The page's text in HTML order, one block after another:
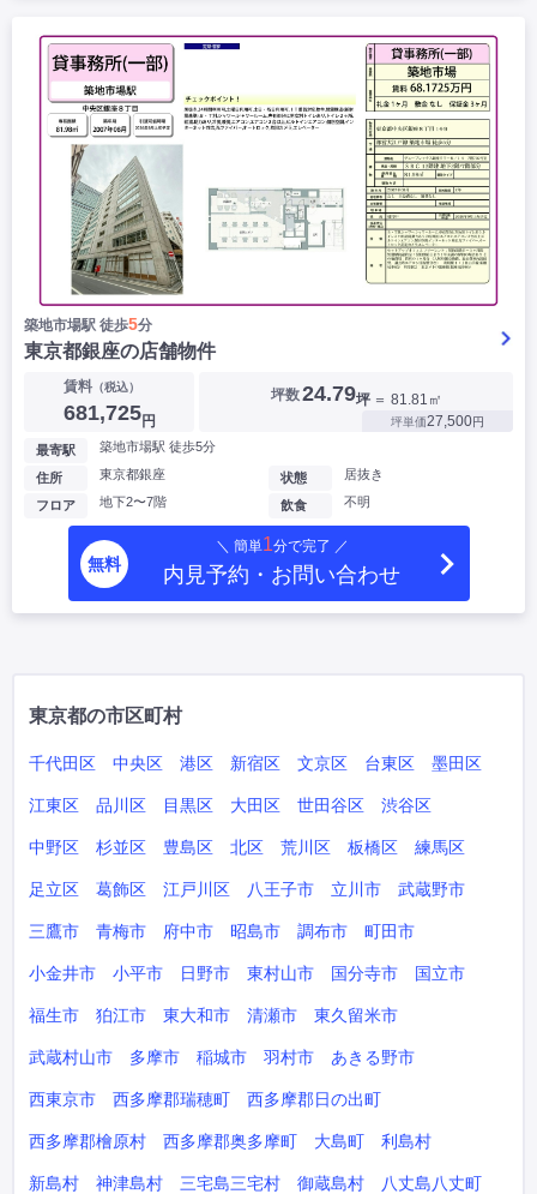
築地市場駅 徒歩5分
東京都銀座の店舗物件
賃料（税込）
681,725円
坪数24.79坪 ＝ 81.81㎡
坪単価27,500円
最寄駅 築地市場駅 徒歩5分
住所 東京都銀座
フロア 地下2〜7階
状態 居抜き
飲食 不明
無料
＼ 簡単1分で完了 ／
内見予約・お問い合わせ
東京都の市区町村
千代田区 中央区 港区 新宿区 文京区 台東区 墨田区
江東区 品川区 目黒区 大田区 世田谷区 渋谷区
中野区 杉並区 豊島区 北区 荒川区 板橋区 練馬区
足立区 葛飾区 江戸川区 八王子市 立川市 武蔵野市
三鷹市 青梅市 府中市 昭島市 調布市 町田市
小金井市 小平市 日野市 東村山市 国分寺市 国立市
福生市 狛江市 東大和市 清瀬市 東久留米市
武蔵村山市 多摩市 稲城市 羽村市 あきる野市
西東京市 西多摩郡瑞穂町 西多摩郡日の出町
西多摩郡檜原村 西多摩郡奥多摩町 大島町 利島村
新島村 神津島村 三宅島三宅村 御蔵島村 八丈島八丈町